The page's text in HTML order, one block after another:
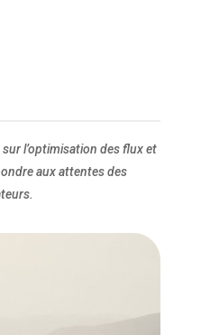
l’optimisation des flux et
aux attentes des